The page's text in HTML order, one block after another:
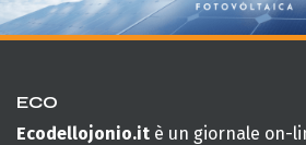
ECO
Ecodellojonio.it è un giornale on-